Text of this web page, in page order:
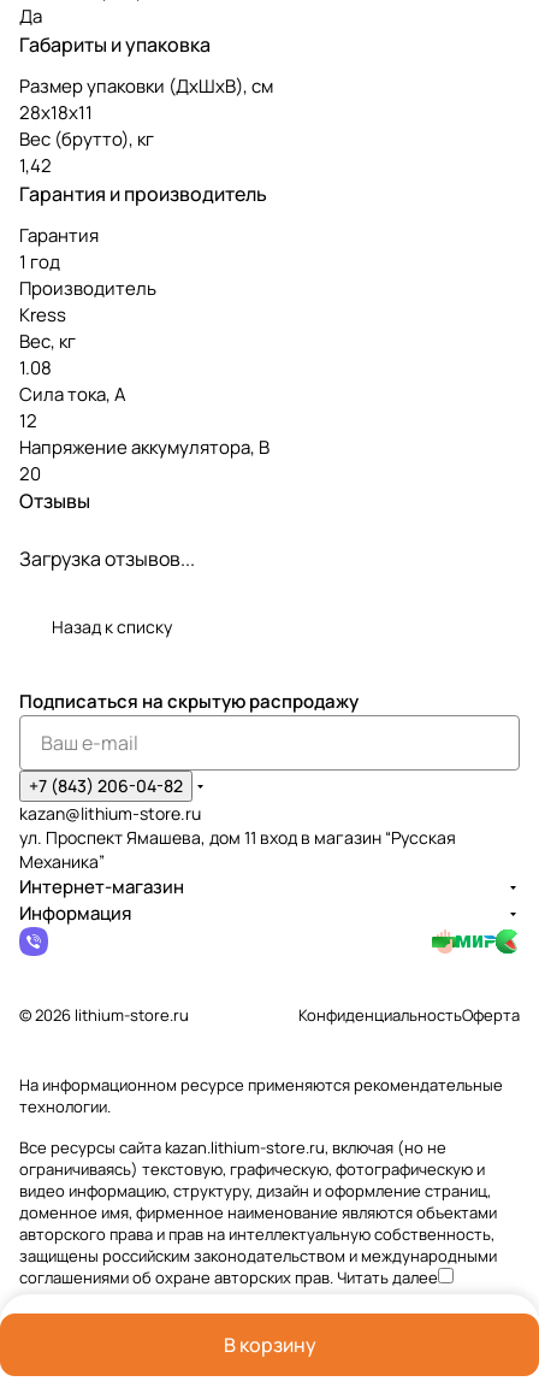
Да
Габариты и упаковка
Размер упаковки (ДxШxВ), см
28х18х11
Вес (брутто), кг
1,42
Гарантия и производитель
Гарантия
1 год
Производитель
Kress
Вес, кг
1.08
Сила тока, А
12
Напряжение аккумулятора, В
20
Отзывы
Загрузка отзывов...
Назад к списку
В корзину
Подписаться на скрытую распродажу
+7 (843) 206-04-82
kazan@lithium-store.ru
ул. Проспект Ямашева, дом 11 вход в магазин “Русская
Механика”
Интернет-магазин
Информация
© 2026 lithium-store.ru КонфиденциальностьОферта
На информационном ресурсе применяютсярекомендательные
технологии.
Все ресурсы сайта kazan.lithium-store.ru, включая (но не
ограничиваясь) текстовую, графическую, фотографическую и
видео информацию, структуру, дизайн и оформление страниц,
доменное имя, фирменное наименование являются объектами
авторского права и прав на интеллектуальную собственность,
защищены российским законодательством и международными
соглашениями об охране авторских прав.Читать далее